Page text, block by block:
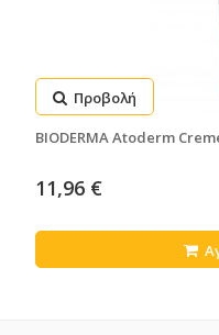
Προβολή
BIODERMA Atoderm
11,96 €